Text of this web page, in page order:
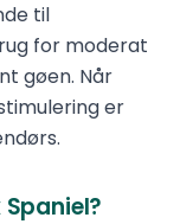
til
for moderat
gøen. Når
er